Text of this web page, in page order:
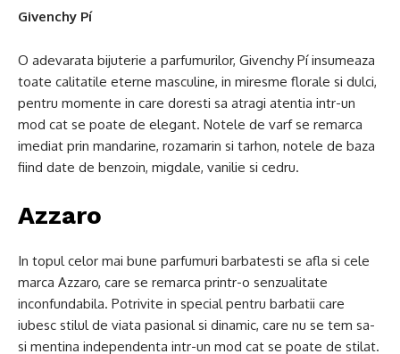
Givenchy Pí
O adevarata bijuterie a parfumurilor, Givenchy Pí insumeaza
toate calitatile eterne masculine, in miresme florale si dulci,
pentru momente in care doresti sa atragi atentia intr-un
mod cat se poate de elegant. Notele de varf se remarca
imediat prin mandarine, rozamarin si tarhon, notele de baza
fiind date de benzoin, migdale, vanilie si cedru.
Azzaro
In topul celor mai bune parfumuri barbatesti se afla si cele
marca Azzaro, care se remarca printr-o senzualitate
inconfundabila. Potrivite in special pentru barbatii care
iubesc stilul de viata pasional si dinamic, care nu se tem sa-
si mentina independenta intr-un mod cat se poate de stilat.